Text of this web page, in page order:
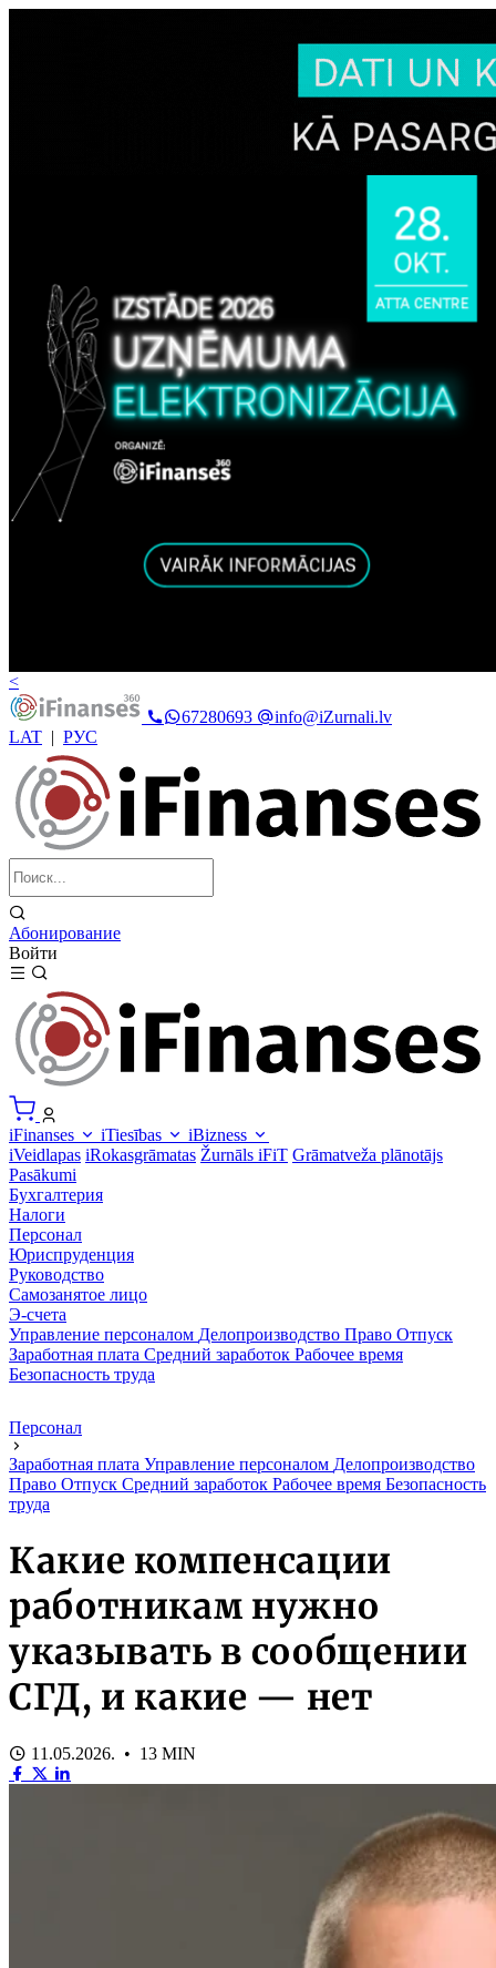
<
67280693
info@iZurnali.lv
LAT | РУС
Абонирование
Войти
iFinanses iTiesības
iBizness
iVeidlapas iRokasgrāmatas Žurnāls iFiT Grāmatveža plānotājs
Pasākumi
Бухгалтерия
Налоги
Персонал
Юриспруденция
Руководство
Самозанятое лицо
Э-счета
Управление персоналом Делопроизводство Право Отпуск
Заработная плата Средний заработок Рабочее время
Безопасность труда
Персонал
Заработная плата Управление персоналом Делопроизводство
Право Отпуск Средний заработок Рабочее время Безопасность
труда
Какие компенсации
работникам нужно
указывать в сообщении
СГД, и какие — нет
11.05.2026. • 13 MIN